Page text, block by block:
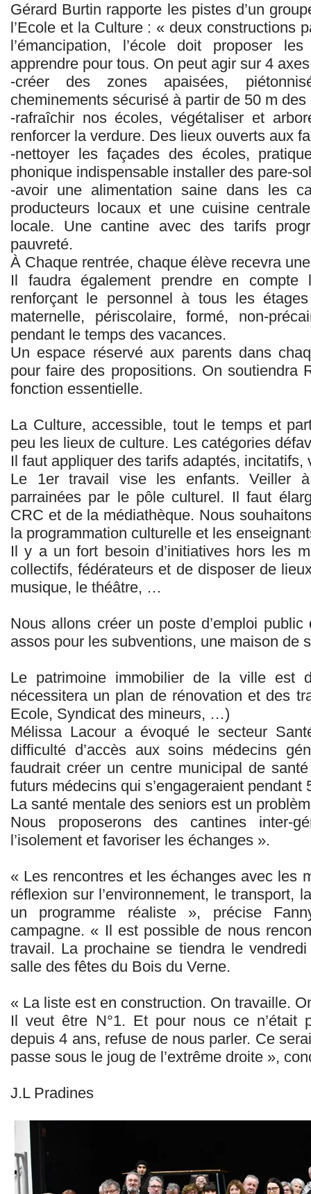
Gérard Burtin rapporte les pistes d’un
l’Ecole et la Culture : « deux constructions
l’émancipation, l’école doit proposer
apprendre pour tous. On peut agir sur 4
-créer des zones apaisées,
cheminements sécurisé à partir de 50 m
-rafraîchir nos écoles, végétaliser et
renforcer la verdure. Des lieux ouverts aux
-nettoyer les façades des écoles,
phonique indispensable installer des pare-
-avoir une alimentation saine dans les
producteurs locaux et une cuisine
locale. Une cantine avec des tarifs
pauvreté.
À Chaque rentrée, chaque élève recevra
Il faudra également prendre en compte
renforçant le personnel à tous les
maternelle, périscolaire, formé, non-
pendant le temps des vacances.
Un espace réservé aux parents dans
pour faire des propositions. On soutiendra
fonction essentielle.
La Culture, accessible, tout le temps et
peu les lieux de culture. Les catégories
Il faut appliquer des tarifs adaptés, incitatifs,
Le 1er travail vise les enfants. Veiller
parrainées par le pôle culturel. Il faut
CRC et de la médiathèque. Nous
la programmation culturelle et les
Il y a un fort besoin d’initiatives hors les
collectifs, fédérateurs et de disposer de
musique, le théâtre, …
Nous allons créer un poste d’emploi public
assos pour les subventions, une maison de
Le patrimoine immobilier de la ville est
nécessitera un plan de rénovation et des
Ecole, Syndicat des mineurs, …)
Mélissa Lacour a évoqué le secteur
difficulté d’accès aux soins médecins
faudrait créer un centre municipal de
futurs médecins qui s’engageraient pendant
La santé mentale des seniors est un
Nous proposerons des cantines inter-
l’isolement et favoriser les échanges ».
« Les rencontres et les échanges avec les
réflexion sur l’environnement, le
un programme réaliste », précise
campagne. « Il est possible de nous
travail. La prochaine se tiendra le
salle des fêtes du Bois du Verne.
« La liste est en construction. On travaille.
Il veut être N°1. Et pour nous ce n’était
depuis 4 ans, refuse de nous parler. Ce
passe sous le joug de l’extrême droite »,
J.L Pradines